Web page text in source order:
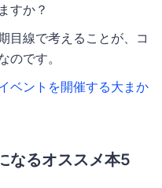
すか？
目線で考えることが、コ
のです。
イベントを開催する大まか
なるオススメ本5